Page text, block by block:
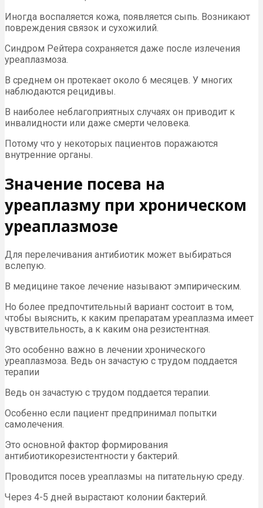
Иногда воспаляется кожа, появляется сыпь. Возникают
повреждения связок и сухожилий.
Синдром Рейтера сохраняется даже после излечения
уреаплазмоза.
В среднем он протекает около 6 месяцев. У многих
наблюдаются рецидивы.
В наиболее неблагоприятных случаях он приводит к
инвалидности или даже смерти человека.
Потому что у некоторых пациентов поражаются
внутренние органы.
Значение посева на
уреаплазму при хроническом
уреаплазмозе
Для перелечивания антибиотик может выбираться
вслепую.
В медицине такое лечение называют эмпирическим.
Но более предпочтительный вариант состоит в том,
чтобы выяснить, к каким препаратам уреаплазма имеет
чувствительность, а к каким она резистентная.
Это особенно важно в лечении хронического
уреаплазмоза. Ведь он зачастую с трудом поддается
терапии
Ведь он зачастую с трудом поддается терапии.
Особенно если пациент предпринимал попытки
самолечения.
Это основной фактор формирования
антибиотикорезистентности у бактерий.
Проводится посев уреаплазмы на питательную среду.
Через 4-5 дней вырастают колонии бактерий.